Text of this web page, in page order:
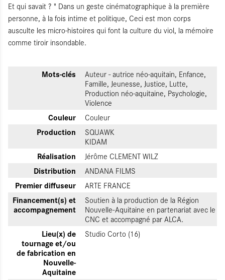
Et qui savait ? " Dans un geste cinématographique à la première
personne, à la fois intime et politique, Ceci est mon corps
ausculte les micro-histoires qui font la culture du viol, la mémoire
comme tiroir insondable.
Mots-clés
Auteur - autrice néo-aquitain, Enfance,
Famille, Jeunesse, Justice, Lutte,
Production néo-aquitaine, Psychologie,
Violence
Couleur Couleur
Production
SQUAWK
KIDAM
Réalisation Jérôme CLEMENT WILZ
Distribution ANDANA FILMS
Premier diffuseur ARTE FRANCE
Financement(s) et
accompagnement
Soutien à la production de la Région
Nouvelle-Aquitaine en partenariat avec le
CNC et accompagné par ALCA.
Lieu(x) de
tournage et/ou
de fabrication en
Nouvelle-
Aquitaine
Studio Corto (16)